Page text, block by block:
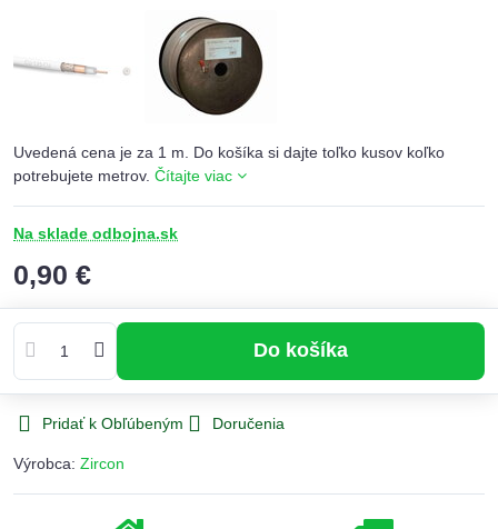
Uvedená cena je za 1 m. Do košíka si dajte toľko kusov koľko
potrebujete metrov. Čítajte viac
Na sklade odbojna.sk
0,90 €
Do košíka
Pridať k Obľúbeným Doručenia
Výrobca: Zircon